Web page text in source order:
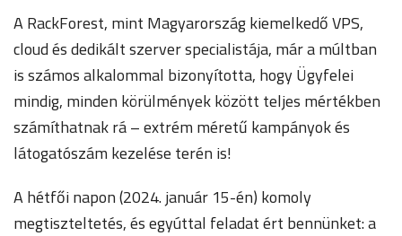
A RackForest, mint Magyarország kiemelkedő VPS,
cloud és dedikált szerver specialistája, már a múltban
is számos alkalommal bizonyította, hogy Ügyfelei
mindig, minden körülmények között teljes mértékben
számíthatnak rá – extrém méretű kampányok és
látogatószám kezelése terén is!
A hétfői napon (2024. január 15-én) komoly
megtiszteltetés, és egyúttal feladat ért bennünket: a